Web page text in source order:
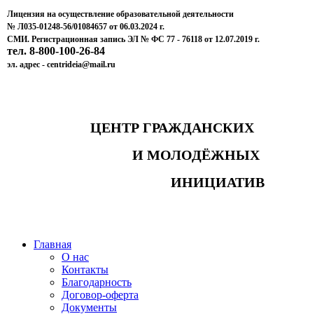
Лицензия на осуществление образовательной деятельности
№ Л035-01248-56/01084657 от 06.03.2024 г.
СМИ. Регистрационная запись ЭЛ № ФС 77 - 76118 от 12.07.2019 г.
тел. 8-800-100-26-84
эл. адрес - centrideia@mail.ru
ЦЕНТР ГРАЖДАНСКИХ
И МОЛОДЁЖНЫХ
ИНИЦИАТИВ
Главная
О нас
Контакты
Благодарность
Договор-оферта
Документы